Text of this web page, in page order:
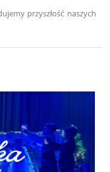
przyszłość naszych